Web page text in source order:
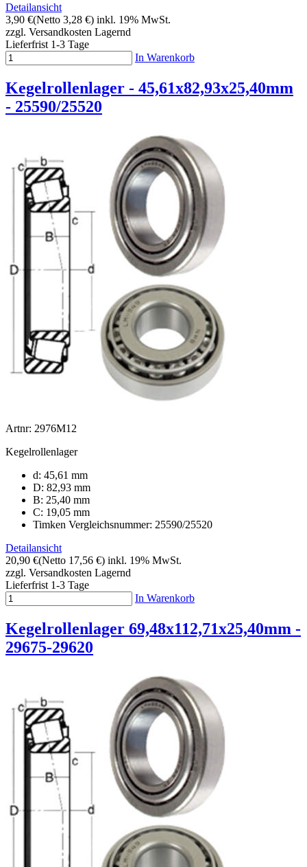
Detailansicht
3,90 €(Netto 3,28 €) inkl. 19% MwSt.
zzgl. Versandkosten Lagernd
Lieferfrist 1-3 Tage
In Warenkorb
Kegelrollenlager - 45,61x82,93x25,40mm
- 25590/25520
Artnr: 2976M12
Kegelrollenlager
d: 45,61 mm
D: 82,93 mm
B: 25,40 mm
C: 19,05 mm
Timken Vergleichsnummer: 25590/25520
Detailansicht
20,90 €(Netto 17,56 €) inkl. 19% MwSt.
zzgl. Versandkosten Lagernd
Lieferfrist 1-3 Tage
In Warenkorb
Kegelrollenlager 69,48x112,71x25,40mm -
29675-29620